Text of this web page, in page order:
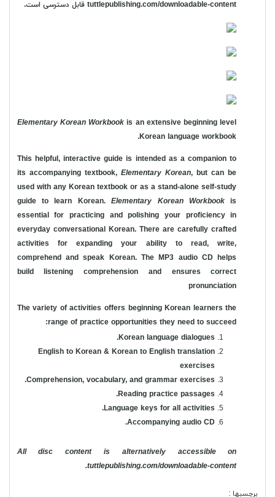
tuttlepublishing.com/downloadable-content قابل دسترسی است.
Elementary Korean Workbook is an extensive beginning level
Korean language workbook.
This helpful, interactive guide is intended as a companion to
its accompanying textbook, Elementary Korean, but can be
used with any Korean textbook or as a stand-alone self-study
guide to learn Korean. Elementary Korean Workbook is
essential for practicing and polishing your proficiency in
everyday conversational Korean. There are carefully crafted
activities for expanding your ability to read, write,
comprehend and speak Korean. The MP3 audio CD helps
build listening comprehension and ensures correct
pronunciation
The variety of activities offers beginning Korean learners the
range of practice opportunities they need to succeed:
Korean language dialogues.
English to Korean & Korean to English translation
exercises
Comprehension, vocabulary, and grammar exercises.
Reading practice passages.
Language keys for all activities.
Accompanying audio CD.
All disc content is alternatively accessible on
tuttlepublishing.com/downloadable-content.
برچسبها :